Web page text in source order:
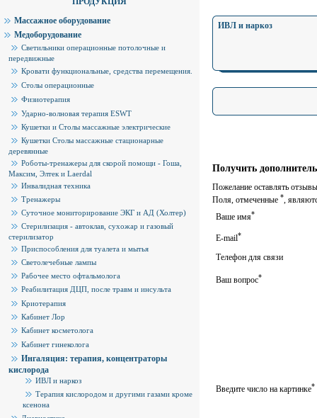
Массажное оборудование
Медоборудование
Светильники операционные потолочные и
передвижные
Кровати функциональные, средства перемещения.
Столы операционные
Физиотерапия
Ударно-волновая терапия ESWT
Кушетки и Столы массажные электрические
Кушетки Столы массажные стационарные
деревянные
Роботы-тренажеры для скорой помощи - Гоша,
Максим, Элтек и Laerdal
Инвалидная техника
Тренажеры
Суточное мониторирование ЭКГ и АД (Холтер)
Стерилизация - автоклав, сухожар и газовый
стерилизатор
Приспособления для туалета и мытья
Светолечебные лампы
Рабочее место офтальмолога
Реабилитация ДЦП, после травм и инсульта
Криотерапия
Кабинет Лор
Кабинет косметолога
Кабинет гинеколога
Ингаляция: терапия, концентраторы
кислорода
ИВЛ и наркоз
Терапия кислородом и другими газами кроме
ксенона
ИВЛ и наркоз
Получить
Пожелание оставлять
Поля, отмеченные *,
Ваше имя*
E-mail*
Телефон для связи
Ваш вопрос*
Введите число на картинке*